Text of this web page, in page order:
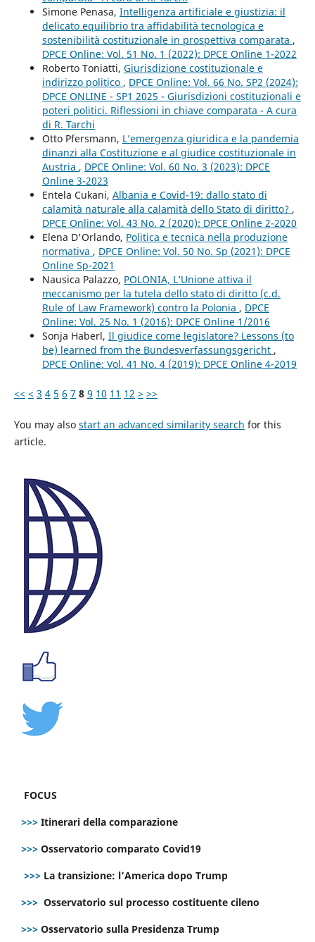
Simone Penasa, Intelligenza artificiale e giustizia: il
delicato equilibrio tra affidabilità tecnologica e
sostenibilità costituzionale in prospettiva comparata ,
DPCE Online: Vol. 51 No. 1 (2022): DPCE Online 1-2022
Roberto Toniatti, Giurisdizione costituzionale e
indirizzo politico , DPCE Online: Vol. 66 No. SP2 (2024):
DPCE ONLINE - SP1 2025 - Giurisdizioni costituzionali e
poteri politici. Riflessioni in chiave comparata - A cura
di R. Tarchi
Otto Pfersmann, L’emergenza giuridica e la pandemia
dinanzi alla Costituzione e al giudice costituzionale in
Austria , DPCE Online: Vol. 60 No. 3 (2023): DPCE
Online 3-2023
Entela Cukani, Albania e Covid-19: dallo stato di
calamità naturale alla calamità dello Stato di diritto? ,
DPCE Online: Vol. 43 No. 2 (2020): DPCE Online 2-2020
Elena D'Orlando, Politica e tecnica nella produzione
normativa , DPCE Online: Vol. 50 No. Sp (2021): DPCE
Online Sp-2021
Nausica Palazzo, POLONIA, L’Unione attiva il
meccanismo per la tutela dello stato di diritto (c.d.
Rule of Law Framework) contro la Polonia , DPCE
Online: Vol. 25 No. 1 (2016): DPCE Online 1/2016
Sonja Haberl, Il giudice come legislatore? Lessons (to
be) learned from the Bundesverfassungsgericht ,
DPCE Online: Vol. 41 No. 4 (2019): DPCE Online 4-2019
<< < 3 4 5 6 7 8 9 10 11 12 > >>
You may also start an advanced similarity search for this
article.
FOCUS
>>> Itinerari della comparazione
>>> Osservatorio comparato Covid19
>>> La transizione: l’America dopo Trump
>>> Osservatorio sul processo costituente cileno
>>> Osservatorio sulla Presidenza Trump